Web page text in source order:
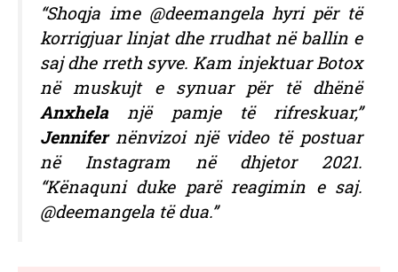
“Shoqja ime @deemangela hyri për të
korrigjuar linjat dhe rrudhat në ballin e
saj dhe rreth syve. Kam injektuar Botox
në muskujt e synuar për të dhënë
Anxhelanjë pamje të rifreskuar,”
Jennifer nënvizoi një video të postuar
në Instagram në dhjetor 2021.
“Kënaquni duke parë reagimin e saj.
@deemangela të dua.”